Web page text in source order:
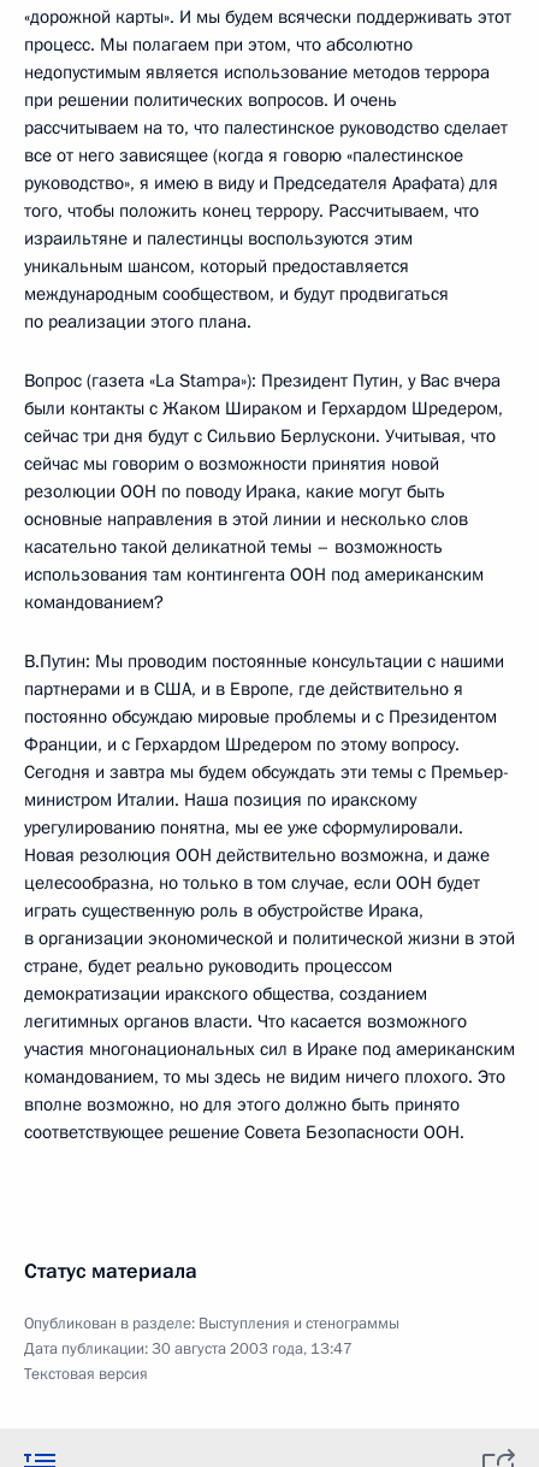
«дорожной карты». И мы будем всячески поддерживать этот
процесс. Мы полагаем при этом, что абсолютно
недопустимым является использование методов террора
при решении политических вопросов. И очень
рассчитываем на то, что палестинское руководство сделает
все от него зависящее (когда я говорю «палестинское
руководство», я имею в виду и Председателя Арафата) для
того, чтобы положить конец террору. Рассчитываем, что
израильтяне и палестинцы воспользуются этим
уникальным шансом, который предоставляется
международным сообществом, и будут продвигаться
по реализации этого плана.
Вопрос (газета «La Stampa»): Президент Путин, у Вас вчера
были контакты с Жаком Шираком и Герхардом Шредером,
сейчас три дня будут с Сильвио Берлускони. Учитывая, что
сейчас мы говорим о возможности принятия новой
резолюции ООН по поводу Ирака, какие могут быть
основные направления в этой линии и несколько слов
касательно такой деликатной темы – возможность
использования там контингента ООН под американским
командованием?
В.Путин: Мы проводим постоянные консультации с нашими
партнерами и в США, и в Европе, где действительно я
постоянно обсуждаю мировые проблемы и с Президентом
Франции, и с Герхардом Шредером по этому вопросу.
Сегодня и завтра мы будем обсуждать эти темы с Премьер-
министром Италии. Наша позиция по иракскому
урегулированию понятна, мы ее уже сформулировали.
Новая резолюция ООН действительно возможна, и даже
целесообразна, но только в том случае, если ООН будет
играть существенную роль в обустройстве Ирака,
в организации экономической и политической жизни в этой
стране, будет реально руководить процессом
демократизации иракского общества, созданием
легитимных органов власти. Что касается возможного
участия многонациональных сил в Ираке под американским
командованием, то мы здесь не видим ничего плохого. Это
вполне возможно, но для этого должно быть принято
соответствующее решение Совета Безопасности ООН.
Статус материала
Опубликован в разделе: Выступления и стенограммы
Дата публикации:30 августа 2003 года, 13:47
Текстовая версия